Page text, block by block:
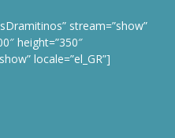
stream=”show”
height=”350″
locale=”el_GR”]